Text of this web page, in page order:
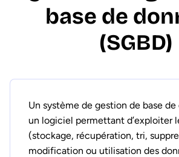
base de
(SGBD)
Un système de gestion de base
un logiciel permettant d’exploiter
(stockage, récupération, tri,
modification ou utilisation des